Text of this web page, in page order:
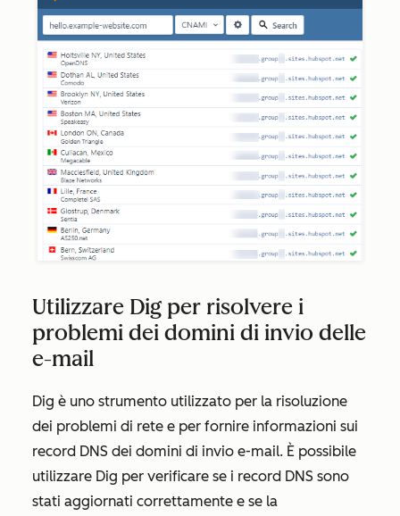
Utilizzare Dig per risolvere i
problemi dei domini di invio delle
e-mail
Dig è uno strumento utilizzato per la risoluzione
dei problemi di rete e per fornire informazioni sui
record DNS dei domini di invio e-mail. È possibile
utilizzare Dig per verificare se i record DNS sono
stati aggiornati correttamente e se la